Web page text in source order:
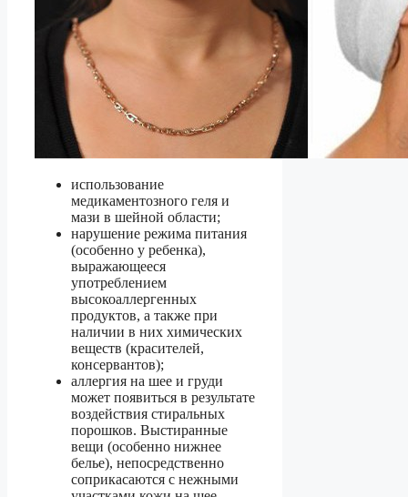
использование
медикаментозного геля и
мази в шейной области;
нарушение режима питания
(особенно у ребенка),
выражающееся
употреблением
высокоаллергенных
продуктов, а также при
наличии в них химических
веществ (красителей,
консервантов);
аллергия на шее и груди
может появиться в результате
воздействия стиральных
порошков. Выстиранные
вещи (особенно нижнее
белье), непосредственно
соприкасаются с нежными